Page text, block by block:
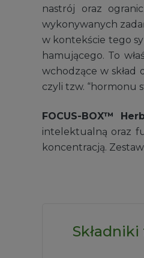
nastrój oraz
wykonywanych
w kontekście tego
hamującego. To
wchodzące w skład
czyli tzw. “hormonu
FOCUS-BOX™
intelektualną oraz
koncentracją.